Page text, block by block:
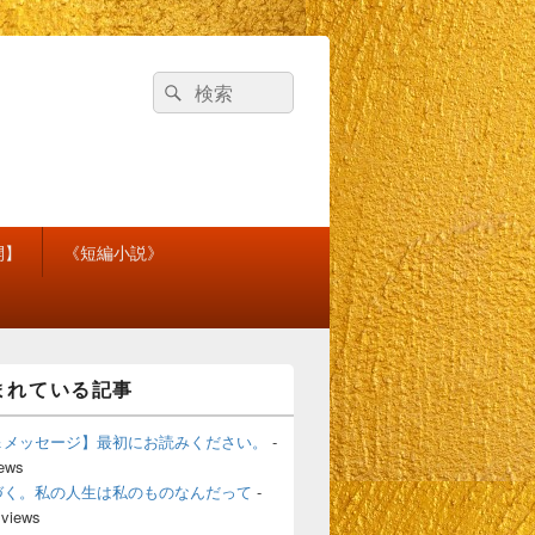
検
索
検
索
《短編小説》
れている記事
ッセージ】最初にお読みください。
-
。私の人生は私のものなんだって -